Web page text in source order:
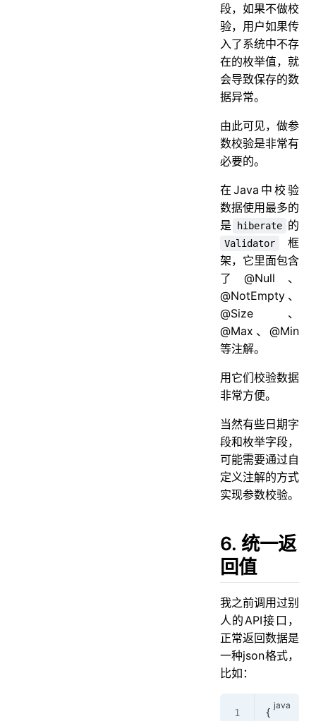
段，如果不做校
验，用户如果传
入了系统中不存
在的枚举值，就
会导致保存的数
据异常。
由此可见，做参
数校验是非常有
必要的。
在Java中校验
数据使用最多的
是
hiberate 的
Validator
框
架，它里面包含
了@Null、
@NotEmpty、
@Size、
@Max、@Min
等注解。
用它们校验数据
非常方便。
当然有些日期字
段和枚举字段，
可能需要通过自
定义注解的方式
实现参数校验。
6. 统一返
回值
我之前调用过别
人的API接口，
正常返回数据是
一种json格式，
比如：
{